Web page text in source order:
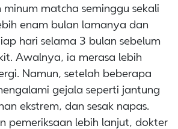
matcha seminggu sekali
enam bulan lamanya dan
hari selama 3 bulan sebelum
Awalnya, ia merasa lebih
Namun, setelah beberapa
gejala seperti jantung
ekstrem, dan sesak napas.
pemeriksaan lebih lanjut, dokter